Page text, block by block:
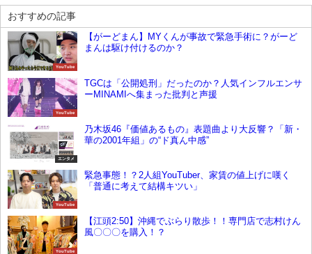
おすすめの記事
YouTube
【がーどまん】MYくんが事故で緊急手術に？がーど
まんは駆け付けるのか？
YouTube
TGCは「公開処刑」だったのか？人気インフルエンサ
ーMINAMIへ集まった批判と声援
エンタメ
乃木坂46『価値あるもの』表題曲より大反響？「新・
華の2001年組」の“ド真ん中感”
YouTube
緊急事態！？2人組YouTuber、家賃の値上げに嘆く
「普通に考えて結構キツい」
YouTube
【江頭2:50】沖縄でぶらり散歩！！専門店で志村けん
風〇〇〇を購入！？